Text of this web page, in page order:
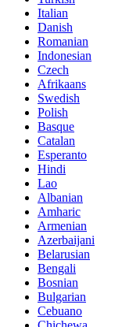
Italian
Danish
Romanian
Indonesian
Czech
Afrikaans
Swedish
Polish
Basque
Catalan
Esperanto
Hindi
Lao
Albanian
Amharic
Armenian
Azerbaijani
Belarusian
Bengali
Bosnian
Bulgarian
Cebuano